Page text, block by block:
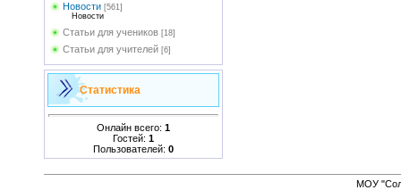
Новости [561]
Новости
Статьи для учеников [18]
Статьи для учителей [6]
Статистика
Онлайн всего: 1
Гостей: 1
Пользователей: 0
МОУ